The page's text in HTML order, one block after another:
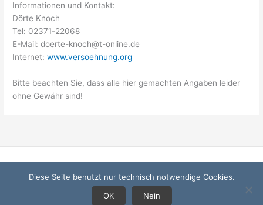
Informationen und Kontakt:
Dörte Knoch
Tel: 02371-22068
E-Mail: doerte-knoch@t-online.de
Internet:www.versoehnung.org
Bitte beachten Sie, dass alle hier gemachten Angaben leider
ohne Gewähr sind!
Startseite
Datenschutzerklärung
Impressum
Diese Seite benutzt nur technisch notwendige Cookies.
OK
Nein